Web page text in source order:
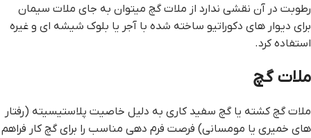
رطوبت در آن نقشی ندارد از ملات گچ میتوان به جای ملات سیمان
برای دیوار های دکوراتیو ساخته شده با آجر یا بلوک شیشه ای و غیره
استفاده کرد.
ملات گچ
ملات گچ کشته یا گچ سفید کاری به دلیل خاصیت پلاستیسیته (رفتار
های خمیری یا مومسانی) فرصت فرم دهی مناسب را برای گچ کار فراهم